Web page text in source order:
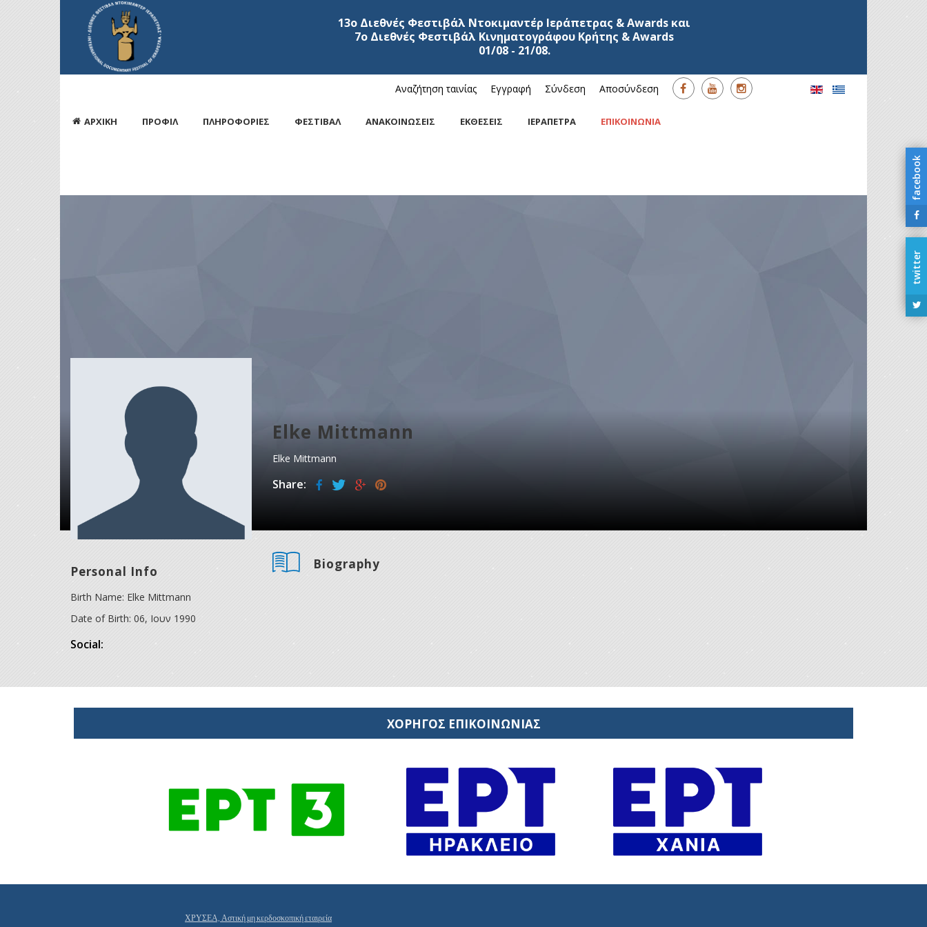
13ο Διεθνές Φεστιβάλ Ντοκιμαντέρ Ιεράπετρας & Awards και
7ο Διεθνές Φεστιβάλ Κινηματογράφου Κρήτης & Awards
01/08 - 21/08.
Αναζήτηση ταινίας Εγγραφή Σύνδεση Αποσύνδεση
ΑΡΧΙΚΗ ΠΡΟΦΙΛ ΠΛΗΡΟΦΟΡΙΕΣ ΦΕΣΤΙΒΑΛ ΑΝΑΚΟΙΝΩΣΕΙΣ ΕΚΘΕΣΕΙΣ ΙΕΡΑΠΕΤΡΑ ΕΠΙΚΟΙΝΩΝΙΑ
facebook
twitter
Elke Mittmann
Elke Mittmann
Share:
Personal Info
Birth Name: Elke Mittmann
Date of Birth: 06, Ιουν 1990
Social:
Biography
ΧΟΡΗΓΟΣ ΕΠΙΚΟΙΝΩΝΙΑΣ
ΧΡΥΣΕΑ, Αστική μη κερδοσκοπική εταιρεία